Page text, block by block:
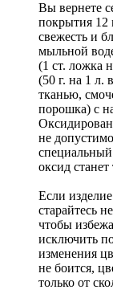
Вы вернете
покрытия 12
свежесть и
мыльной
(1 ст. ложка
(50 г. на 1 л.
тканью,
порошка) с
не
оксид
Если
старайтесь
чтобы
исключить
изменения
не боится,
только от